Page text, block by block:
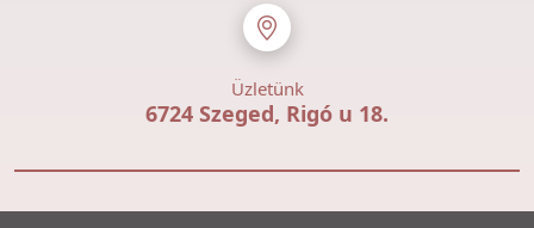
Üzletünk
6724 Szeged, Rigó u 18.